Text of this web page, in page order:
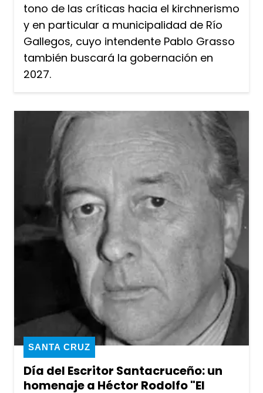
tono de las críticas hacia el kirchnerismo
y en particular a municipalidad de Río
Gallegos, cuyo intendente Pablo Grasso
también buscará la gobernación en
2027.
Día del Escritor Santacruceño: un
homenaje a Héctor Rodolfo "El
SANTA CRUZ